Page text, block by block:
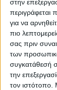
στην
περιγράφεται
για να
πιο
σας πριν
των
συγκατάθεσή
την
τον ιστότοπο.
“Ήταν σαν